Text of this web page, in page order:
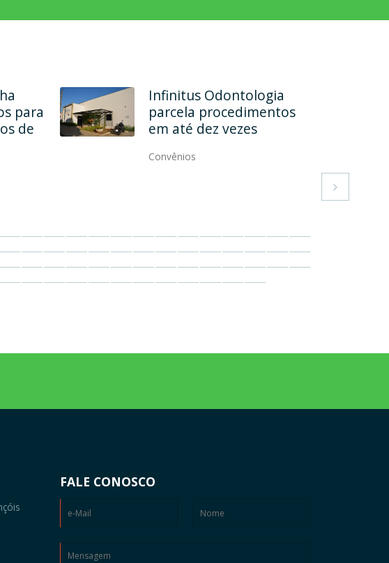
para
de
Infinitus Odontologia
parcela procedimentos
em até dez vezes
Convênios

FALE CONOSCO